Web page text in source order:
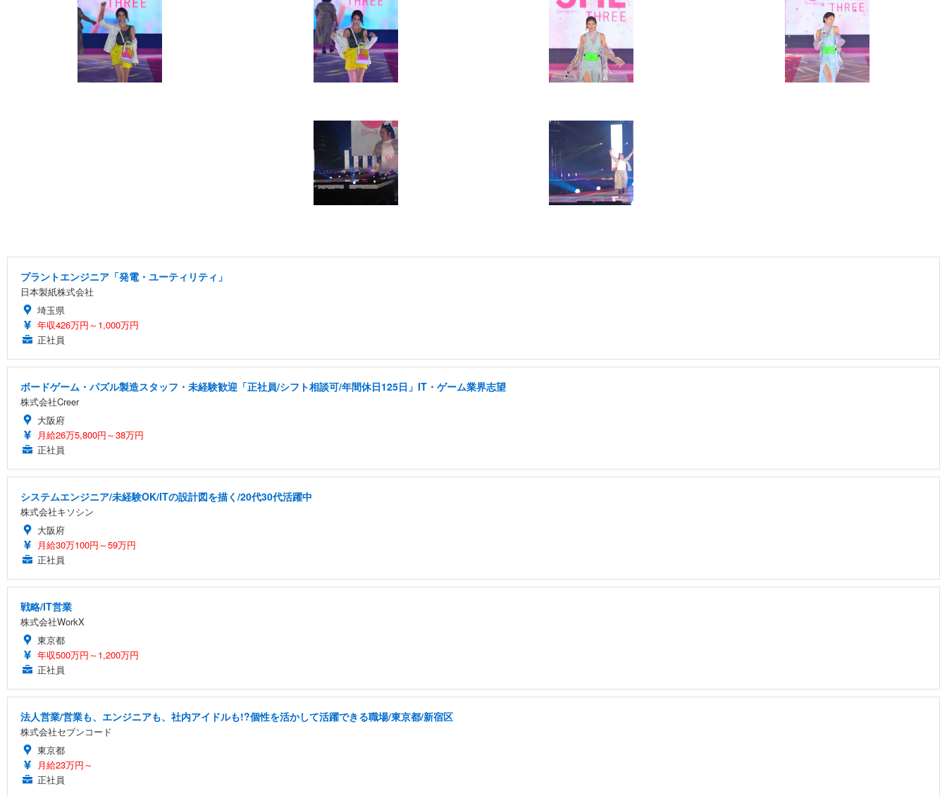
プラントエンジニア「発電・ユーティリティ」
日本製紙株式会社
埼玉県
年収426万円～1,000万円
正社員
ボードゲーム・パズル製造スタッフ・未経験歓迎「正社員/シフト相談可/年間休日125日」IT・ゲーム業界志望
株式会社Creer
大阪府
月給26万5,800円～38万円
正社員
システムエンジニア/未経験OK/ITの設計図を描く/20代30代活躍中
株式会社キソシン
大阪府
月給30万100円～59万円
正社員
戦略/IT営業
株式会社WorkX
東京都
年収500万円～1,200万円
正社員
法人営業/営業も、エンジニアも、社内アイドルも!?個性を活かして活躍できる職場/東京都/新宿区
株式会社セブンコード
東京都
月給23万円～
正社員